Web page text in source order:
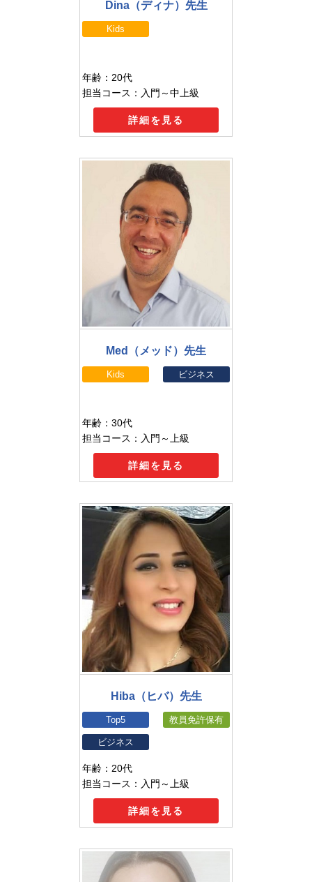
Dina（ディナ）先生
Kids
年齢：20代
担当コース：入門～中上級
詳細を見る
Med（メッド）先生
Kids ビジネス
年齢：30代
担当コース：入門～上級
詳細を見る
Hiba（ヒバ）先生
Top5 教員免許保有
ビジネス
年齢：20代
担当コース：入門～上級
詳細を見る